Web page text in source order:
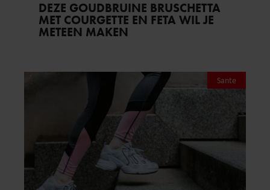
DEZE GOUDBRUINE BRUSCHETTA
MET COURGETTE EN FETA WIL JE
METEEN MAKEN
Sante